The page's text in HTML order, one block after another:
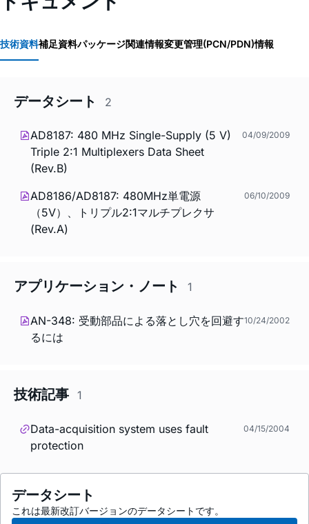
技術資料補足資料パッケージ関連情報変更管理(PCN/PDN)情報
データシート 2
AD8187: 480 MHz Single-Supply (5 V)
Triple 2:1 Multiplexers Data Sheet
(Rev.B)
04/09/2009
AD8186/AD8187: 480MHz単電源
（5V）、トリプル2:1マルチプレクサ
(Rev.A)
06/10/2009
アプリケーション・ノート 1
AN-348: 受動部品による落とし穴を回避す
るには
10/24/2002
技術記事 1
Data-acquisition system uses fault
protection
04/15/2004
データシート
これは最新改訂バージョンのデータシートです。